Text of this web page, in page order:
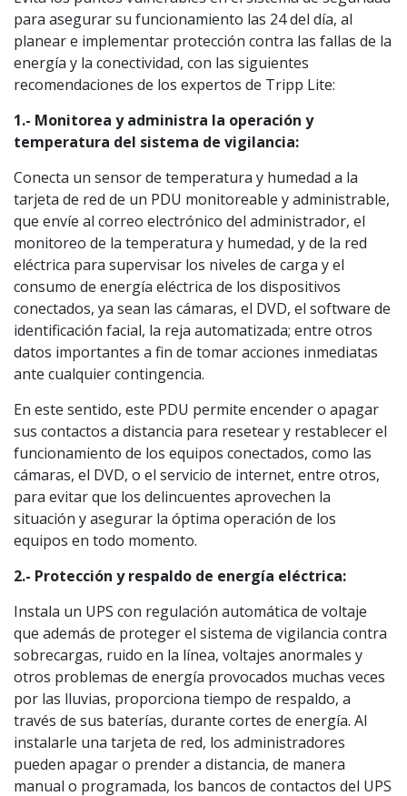
para asegurar su funcionamiento las 24 del día, al
planear e implementar protección contra las fallas de la
energía y la conectividad, con las siguientes
recomendaciones de los expertos de Tripp Lite:
1.- Monitorea y administra la operación y
temperatura del sistema de vigilancia:
Conecta un sensor de temperatura y humedad a la
tarjeta de red de un PDU monitoreable y administrable,
que envíe al correo electrónico del administrador, el
monitoreo de la temperatura y humedad, y de la red
eléctrica para supervisar los niveles de carga y el
consumo de energía eléctrica de los dispositivos
conectados, ya sean las cámaras, el DVD, el software de
identificación facial, la reja automatizada; entre otros
datos importantes a fin de tomar acciones inmediatas
ante cualquier contingencia.
En este sentido, este PDU permite encender o apagar
sus contactos a distancia para resetear y restablecer el
funcionamiento de los equipos conectados, como las
cámaras, el DVD, o el servicio de internet, entre otros,
para evitar que los delincuentes aprovechen la
situación y asegurar la óptima operación de los
equipos en todo momento.
2.- Protección y respaldo de energía eléctrica:
Instala un UPS con regulación automática de voltaje
que además de proteger el sistema de vigilancia contra
sobrecargas, ruido en la línea, voltajes anormales y
otros problemas de energía provocados muchas veces
por las lluvias, proporciona tiempo de respaldo, a
través de sus baterías, durante cortes de energía. Al
instalarle una tarjeta de red, los administradores
pueden apagar o prender a distancia, de manera
manual o programada, los bancos de contactos del UPS